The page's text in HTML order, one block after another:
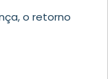
o retorno